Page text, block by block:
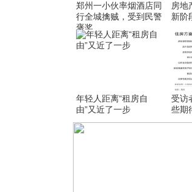
郑州一小伙率烟酒店同
行全城擒贼，受到民警
褒奖
房地
新阶
年轻人距离“租房自
由”又近了一步
受访
些期